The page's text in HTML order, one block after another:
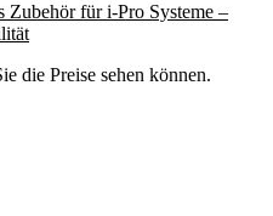
für i-Pro Systeme –
die Preise sehen können.